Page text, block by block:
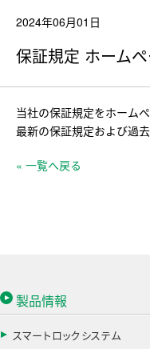
2024年06月01日
保証規定 ホーム
当社の保証規定をホーム
最新の保証規定および過
« 一覧へ戻る
製品情報
スマートロックシステム